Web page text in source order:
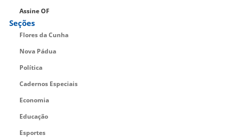
Assine OF
Seções
Flores da Cunha
Nova Pádua
Política
Cadernos Especiais
Economia
Educação
Esportes